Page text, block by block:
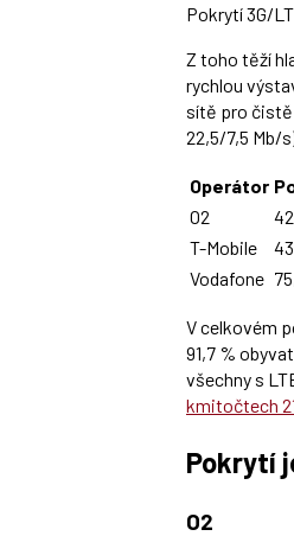
Pokrytí 3G/
Z toho těží
rychlou
sítě pro
22,5/7,5 Mb/
Operátor
O2
T-Mobile
Vodafone
V celkovém
91,7 %
všechny s
kmitočtech
Pokrytí
O2